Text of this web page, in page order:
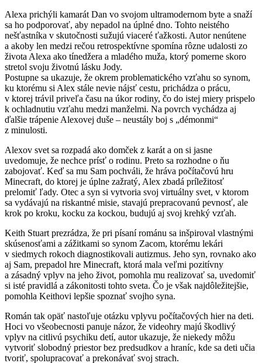
Alexa prichýli kamarát Dan vo svojom ultramodernom byte a snaží
sa ho podporovať, aby nepadol na úplné dno. Tohto neistého
nešťastníka v skutočnosti sužujú viaceré ťažkosti. Autor nenútene
a akoby len medzi rečou retrospektívne spomína rôzne udalosti zo
života Alexa ako tínedžera a mladého muža, ktorý pomerne skoro
stretol svoju životnú lásku Jody.
Postupne sa ukazuje, že okrem problematického vzťahu so synom,
ku ktorému si Alex stále nevie nájsť cestu, prichádza o prácu,
v ktorej trávil priveľa času na úkor rodiny, čo do istej miery prispelo
k ochladnutiu vzťahu medzi manželmi. Na povrch vychádza aj
ďalšie trápenie Alexovej duše – neustály boj s „démonmi“
z minulosti.
Alexov svet sa rozpadá ako domček z karát a on si jasne
uvedomuje, že nechce prísť o rodinu. Preto sa rozhodne o ňu
zabojovať. Keď sa mu Sam pochváli, že hráva počítačovú hru
Minecraft, do ktorej je úplne zažratý, Alex zbadá príležitosť
prelomiť ľady. Otec a syn si vytvoria svoj virtuálny svet, v ktorom
sa vydávajú na riskantné misie, stavajú prepracovanú pevnosť, ale
krok po kroku, kocku za kockou, budujú aj svoj krehký vzťah.
Keith Stuart prezrádza, že pri písaní románu sa inšpiroval vlastnými
skúsenosťami a zážitkami so synom Zacom, ktorému lekári
v siedmych rokoch diagnostikovali autizmus. Jeho syn, rovnako ako
aj Sam, prepadol hre Minecraft, ktorá mala veľmi pozitívny
a zásadný vplyv na jeho život, pomohla mu realizovať sa, uvedomiť
si isté pravidlá a zákonitosti tohto sveta. Čo je však najdôležitejšie,
pomohla Keithovi lepšie spoznať svojho syna.
Román tak opäť nastoľuje otázku vplyvu počítačových hier na deti.
Hoci vo všeobecnosti panuje názor, že videohry majú škodlivý
vplyv na citlivú psychiku detí, autor ukazuje, že niekedy môžu
vytvoriť slobodný priestor bez predsudkov a hraníc, kde sa deti učia
tvoriť, spolupracovať a prekonávať svoj strach.